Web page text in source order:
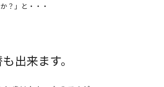
？」と・・・
出来ます。